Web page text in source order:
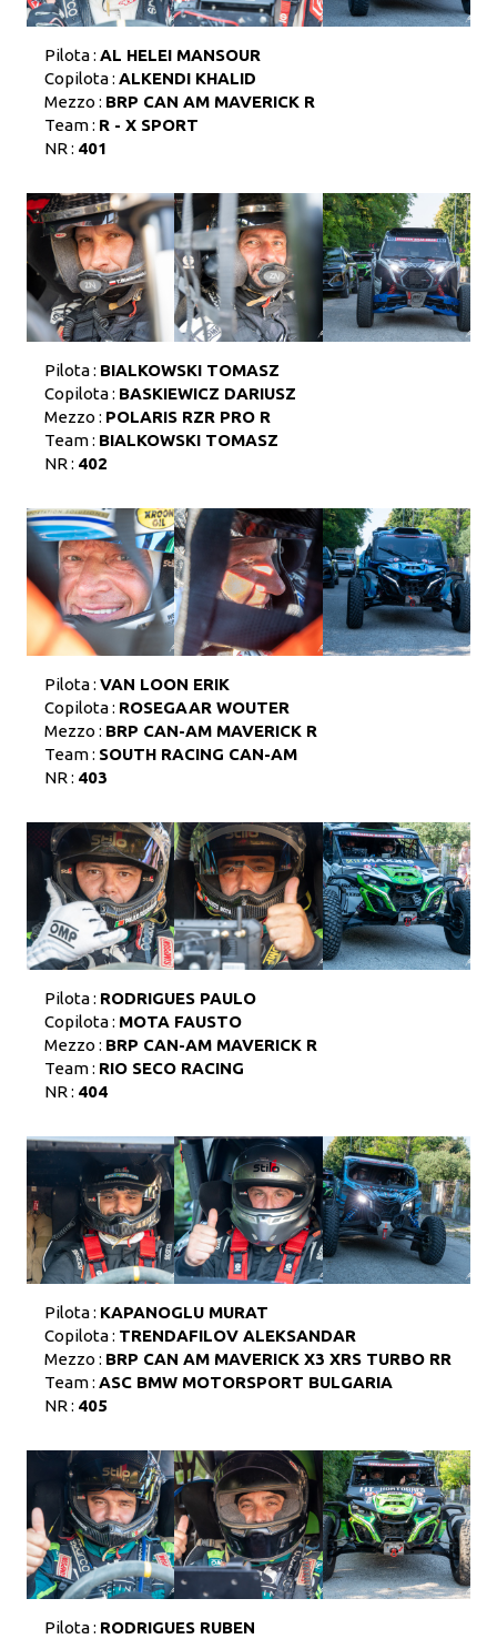
Pilota : AL HELEI MANSOUR
Copilota : ALKENDI KHALID
Mezzo : BRP CAN AM MAVERICK R
Team : R - X SPORT
NR : 401
Pilota : BIALKOWSKI TOMASZ
Copilota : BASKIEWICZ DARIUSZ
Mezzo : POLARIS RZR PRO R
Team : BIALKOWSKI TOMASZ
NR : 402
Pilota : VAN LOON ERIK
Copilota : ROSEGAAR WOUTER
Mezzo : BRP CAN-AM MAVERICK R
Team : SOUTH RACING CAN-AM
NR : 403
Pilota : RODRIGUES PAULO
Copilota : MOTA FAUSTO
Mezzo : BRP CAN-AM MAVERICK R
Team : RIO SECO RACING
NR : 404
Pilota : KAPANOGLU MURAT
Copilota : TRENDAFILOV ALEKSANDAR
Mezzo : BRP CAN AM MAVERICK X3 XRS TURBO RR
Team : ASC BMW MOTORSPORT BULGARIA
NR : 405
Pilota : RODRIGUES RUBEN